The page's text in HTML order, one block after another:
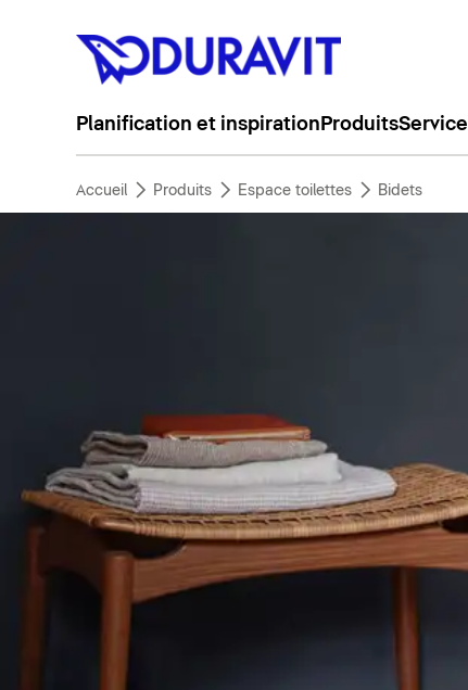
Planification et inspiration ProduitsService
Accueil Produits Espace toilettes Bidets